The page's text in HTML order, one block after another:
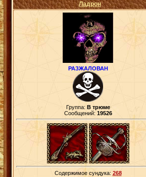
Ладрон
РАЗЖАЛОВАН
Группа: В трюме
Сообщений: 19526
Содержимое сундука: 268